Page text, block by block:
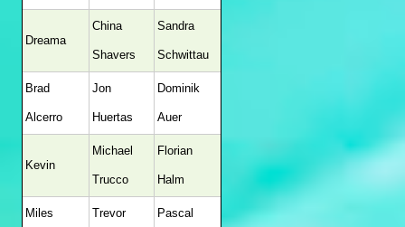
Dreama
China
Shavers
Sandra
Schwittau
Brad
Alcerro
Jon
Huertas
Dominik
Auer
Kevin
Michael
Trucco
Florian
Halm
Miles Trevor Pascal